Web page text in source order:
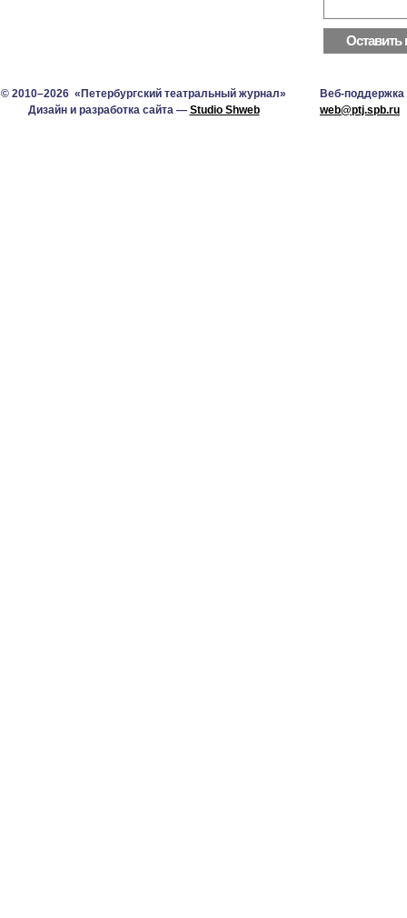
© 2010–2026 «Петербургский театральный журнал»
Дизайн и разработка сайта — Studio Shweb
Веб-поддержка
web@ptj.spb.ru